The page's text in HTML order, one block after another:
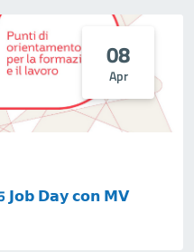
08
Apr
𝗝𝗼𝗯 𝗗𝗮𝘆 𝗰𝗼𝗻 𝗠𝗩